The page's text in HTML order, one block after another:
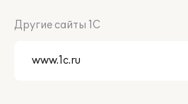
Другие сайты 1С